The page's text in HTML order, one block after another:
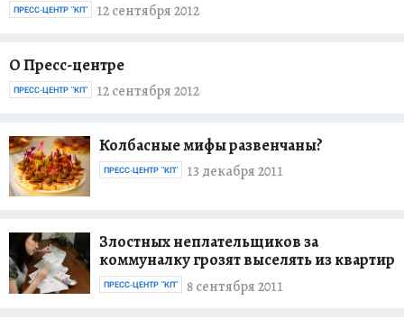
12 сентября 2012
ПРЕСС-ЦЕНТР "КП"
О Пресс-центре
12 сентября 2012
ПРЕСС-ЦЕНТР "КП"
Колбасные мифы развенчаны?
13 декабря 2011
ПРЕСС-ЦЕНТР "КП"
Злостных неплательщиков за
коммуналку грозят выселять из квартир
8 сентября 2011
ПРЕСС-ЦЕНТР "КП"